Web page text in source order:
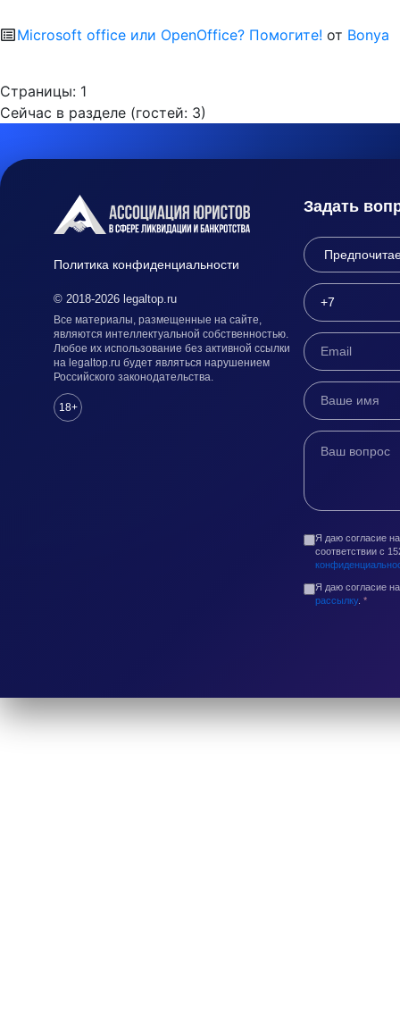
Microsoft office или OpenOffice? Помогите! от Bonya
Страницы: 1
Сейчас в разделе (гостей: 3)
Политика конфиденциальности
© 2018-2026 legaltop.ru
Все материалы, размещенные на сайте,
являются интеллектуальной собственностью.
Любое их использование без активной ссылки
на legaltop.ru будет являться нарушением
Российского законодательства.
18+
Задать
Я даю согласие
соответствии с
Я даю согласие
рассылку. *